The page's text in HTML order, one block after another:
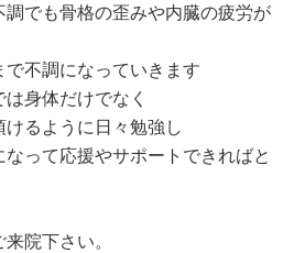
でも骨格の歪みや内臓の疲労が
不調になっていきます
身体だけでなく
るように日々勉強し
って応援やサポートできればと
院下さい。